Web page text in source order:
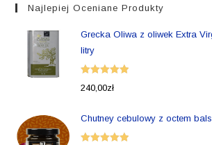
Najlepiej Oceniane Produkty
Grecka Oliwa z oliwek Extra
litry
Oceniono
240,00zł
Chutney cebulowy z octem